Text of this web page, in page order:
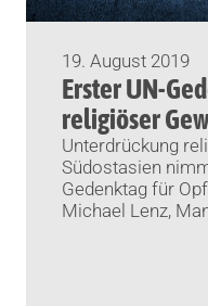
19. August 2019
Erster UN-
religiöser
Unterdrückung
Südostasien
Gedenktag für
Michael Lenz,